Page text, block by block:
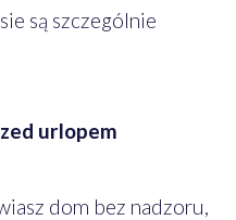
są szczególnie
urlopem
dom bez nadzoru,